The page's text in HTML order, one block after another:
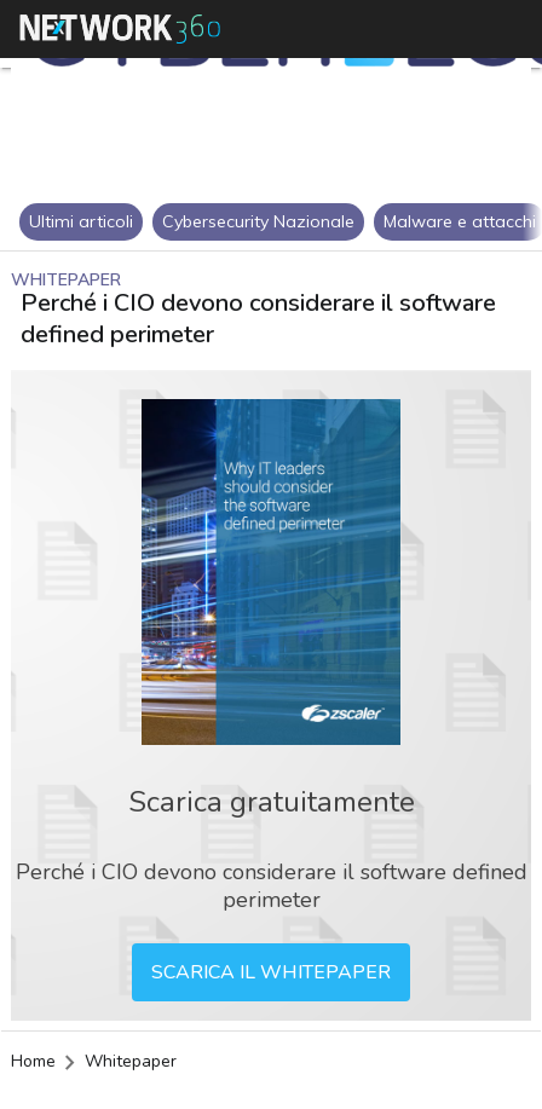
Ultimi articoli Cybersecurity Nazionale Malware e attacchi
WHITEPAPER
Perché i CIO devono considerare il software
defined perimeter
Scarica gratuitamente
Perché i CIO devono considerare il software defined
perimeter
SCARICA IL WHITEPAPER
Home Whitepaper